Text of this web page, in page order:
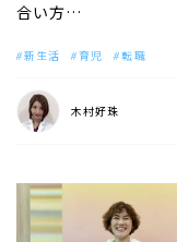
合い方…
新生活 育児 転職
木村好珠